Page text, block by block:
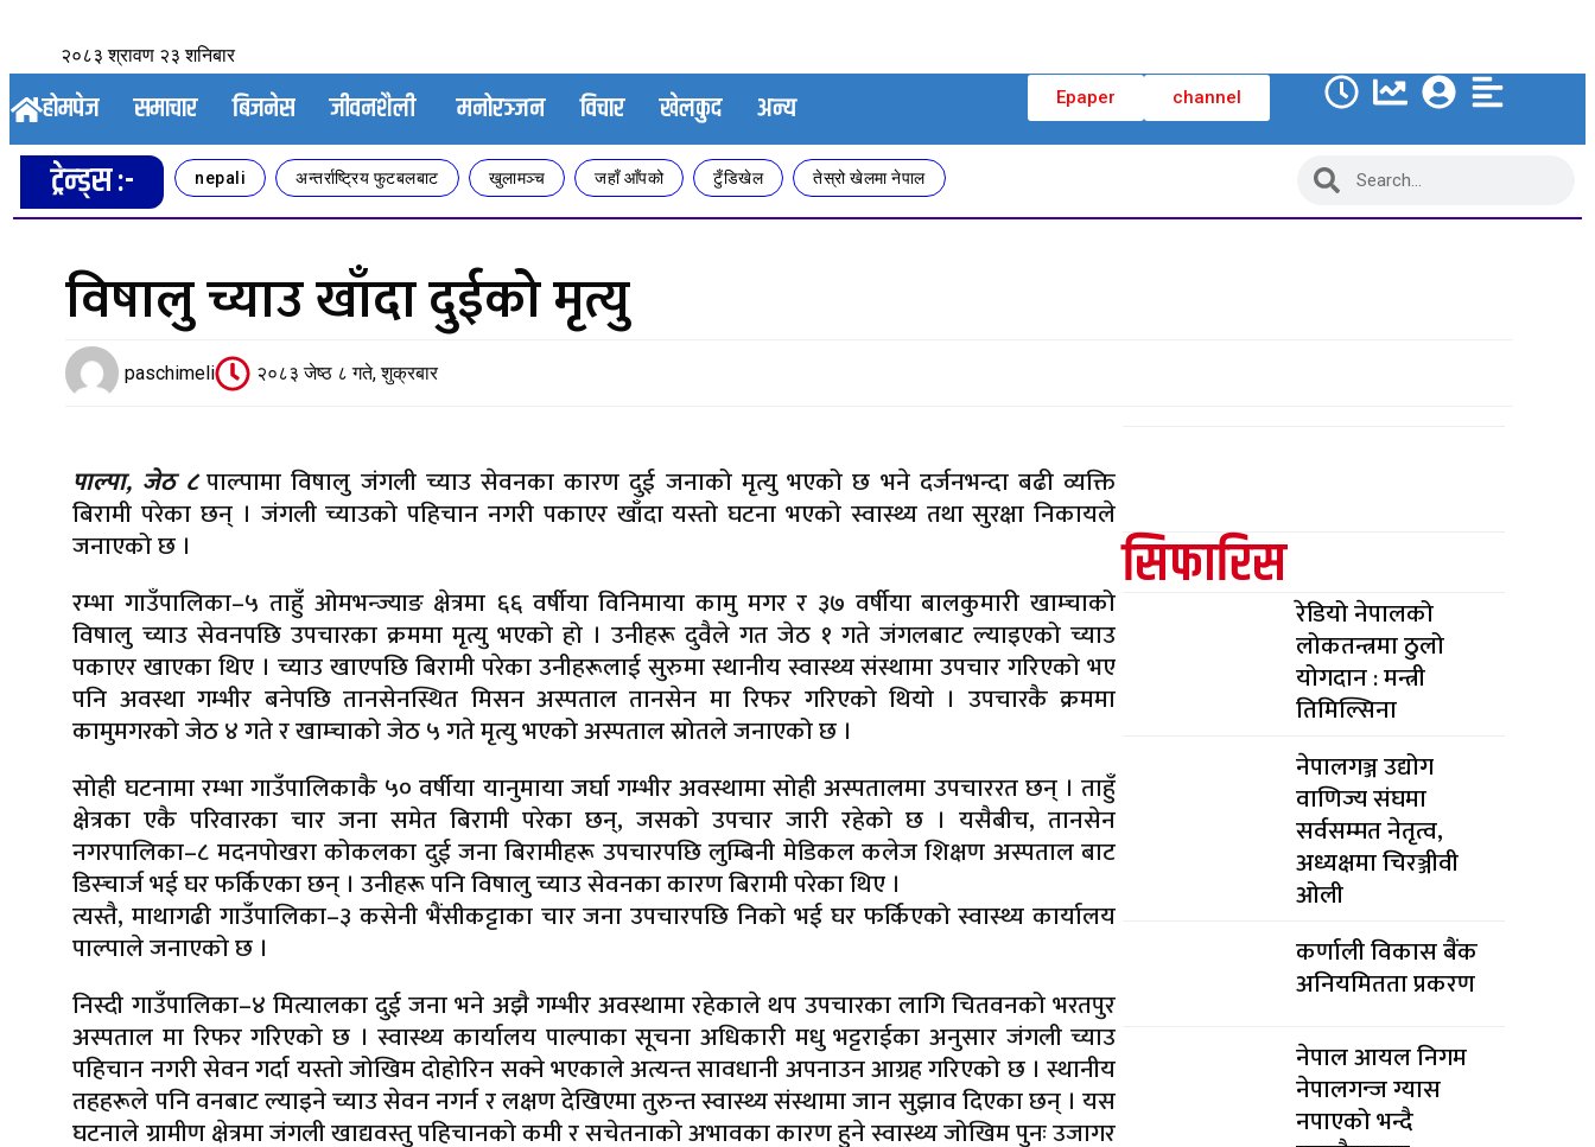
२०८३ श्रावण २३ शनिबार
होमपेज समाचार बिजनेस जीवनशैली मनोरञ्जन विचार खेलकुद अन्य Epaper channel
ट्रेन्ड्स :- nepali अन्तर्राष्ट्रिय फुटबलबाट खुलामञ्च जहाँ आँपको टुँडिखेल तेस्रो खेलमा नेपाल
विषालु च्याउ खाँदा दुईको मृत्यु
paschimeli २०८३ जेष्ठ ८ गते, शुक्रबार
पाल्पा, जेठ ८पाल्पामा विषालु जंगली च्याउ सेवनका कारण दुई जनाको मृत्यु भएको छ भने दर्जनभन्दा बढी व्यक्ति
बिरामी परेका छन् । जंगली च्याउको पहिचान नगरी पकाएर खाँदा यस्तो घटना भएको स्वास्थ्य तथा सुरक्षा निकायले
जनाएको छ ।
रम्भा गाउँपालिका–५ ताहुँ ओमभन्ज्याङ क्षेत्रमा ६६ वर्षीया विनिमाया कामु मगर र ३७ वर्षीया बालकुमारी खाम्चाको
विषालु च्याउ सेवनपछि उपचारका क्रममा मृत्यु भएको हो । उनीहरू दुवैले गत जेठ १ गते जंगलबाट ल्याइएको च्याउ
पकाएर खाएका थिए । च्याउ खाएपछि बिरामी परेका उनीहरूलाई सुरुमा स्थानीय स्वास्थ्य संस्थामा उपचार गरिएको भए
पनि अवस्था गम्भीर बनेपछि तानसेनस्थित मिसन अस्पताल तानसेन मा रिफर गरिएको थियो । उपचारकै क्रममा
कामुमगरको जेठ ४ गते र खाम्चाको जेठ ५ गते मृत्यु भएको अस्पताल स्रोतले जनाएको छ ।
सोही घटनामा रम्भा गाउँपालिकाकै ५० वर्षीया यानुमाया जर्घा गम्भीर अवस्थामा सोही अस्पतालमा उपचाररत छन् । ताहुँ
क्षेत्रका एकै परिवारका चार जना समेत बिरामी परेका छन्, जसको उपचार जारी रहेको छ । यसैबीच, तानसेन
नगरपालिका–८ मदनपोखरा कोकलका दुई जना बिरामीहरू उपचारपछि लुम्बिनी मेडिकल कलेज शिक्षण अस्पताल बाट
डिस्चार्ज भई घर फर्किएका छन् । उनीहरू पनि विषालु च्याउ सेवनका कारण बिरामी परेका थिए ।
त्यस्तै, माथागढी गाउँपालिका–३ कसेनी भैंसीकट्टाका चार जना उपचारपछि निको भई घर फर्किएको स्वास्थ्य कार्यालय
पाल्पाले जनाएको छ ।
निस्दी गाउँपालिका–४ मित्यालका दुई जना भने अझै गम्भीर अवस्थामा रहेकाले थप उपचारका लागि चितवनको भरतपुर
अस्पताल मा रिफर गरिएको छ । स्वास्थ्य कार्यालय पाल्पाका सूचना अधिकारी मधु भट्टराईका अनुसार जंगली च्याउ
पहिचान नगरी सेवन गर्दा यस्तो जोखिम दोहोरिन सक्ने भएकाले अत्यन्त सावधानी अपनाउन आग्रह गरिएको छ । स्थानीय
तहहरूले पनि वनबाट ल्याइने च्याउ सेवन नगर्न र लक्षण देखिएमा तुरुन्त स्वास्थ्य संस्थामा जान सुझाव दिएका छन् । यस
घटनाले ग्रामीण क्षेत्रमा जंगली खाद्यवस्तु पहिचानको कमी र सचेतनाको अभावका कारण हुने स्वास्थ्य जोखिम पुनः उजागर
सिफारिस
रेडियो नेपालको
लोकतन्त्रमा ठुलो
योगदान : मन्त्री
तिमिल्सिना
नेपालगञ्ज उद्योग
वाणिज्य संघमा
सर्वसम्मत नेतृत्व,
अध्यक्षमा चिरञ्जीवी
ओली
कर्णाली विकास बैंक
अनियमितता प्रकरण
नेपाल आयल निगम
नेपालगन्ज ग्यास
नपाएको भन्दै